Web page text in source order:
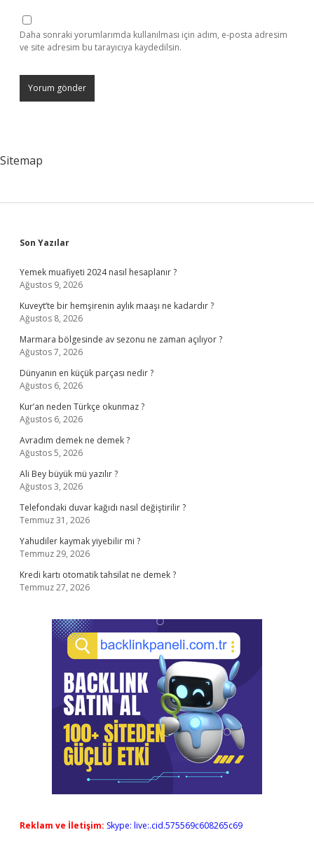
Daha sonraki yorumlarımda kullanılması için adım, e-posta adresim
ve site adresim bu tarayıcıya kaydedilsin.
Sitemap
Sidebar
Son Yazılar
Yemek muafiyeti 2024 nasıl hesaplanır ?
Ağustos 9, 2026
Kuveyt’te bir hemşirenin aylık maaşı ne kadardır ?
Ağustos 8, 2026
Marmara bölgesinde av sezonu ne zaman açılıyor ?
Ağustos 7, 2026
Dünyanın en küçük parçası nedir ?
Ağustos 6, 2026
Kur’an neden Türkçe okunmaz ?
Ağustos 6, 2026
Avradım demek ne demek ?
Ağustos 5, 2026
Ali Bey büyük mü yazılır ?
Ağustos 3, 2026
Telefondaki duvar kağıdı nasıl değiştirilir ?
Temmuz 31, 2026
Yahudiler kaymak yiyebilir mi ?
Temmuz 29, 2026
Kredi kartı otomatik tahsilat ne demek ?
Temmuz 27, 2026
Reklam ve İletişim: Skype: live:.cid.575569c608265c69